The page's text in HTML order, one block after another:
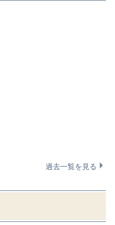
過去一覧を見る